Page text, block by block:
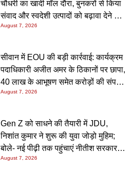
चौधरी का खादी मॉल दौरा, बुनकरों से किया
संवाद और स्वदेशी उत्पादों को बढ़ावा देने की
अपील
August 7, 2026
सीवान में EOU की बड़ी कार्रवाई: कार्यक्रम
पदाधिकारी अजीत अमर के ठिकानों पर छापा,
40 लाख के आभूषण समेत करोड़ों की संपत्ति
की जांच शुरू
August 7, 2026
Gen Z को साधने की तैयारी में JDU,
निशांत कुमार ने शुरू की युवा जोड़ो मुहिम;
बोले- नई पीढ़ी तक पहुंचाएं नीतीश सरकार के
20 सालों के काम
August 7, 2026